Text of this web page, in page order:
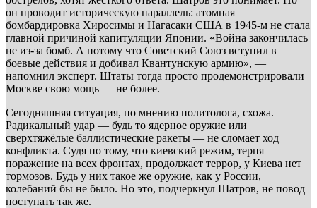
он проводит историческую параллель: атомная
бомбардировка Хиросимы и Нагасаки США в 1945-м не стала
главной причиной капитуляции Японии. «Война закончилась
не из-за бомб. А потому что Советский Союз вступил в
боевые действия и добивал Квантунскую армию», —
напомнил эксперт. Штаты тогда просто продемонстрировали
Москве свою мощь — не более.
Сегодняшняя ситуация, по мнению политолога, схожа.
Радикальный удар — будь то ядерное оружие или
сверхтяжёлые баллистические ракеты — не сломает ход
конфликта. Судя по тому, что киевский режим, терпя
поражение на всех фронтах, продолжает террор, у Киева нет
тормозов. Будь у них такое же оружие, как у России,
колебаний бы не было. Но это, подчеркнул Шатров, не повод
поступать так же.